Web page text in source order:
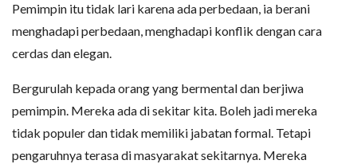
Pemimpin itu tidak lari karena ada perbedaan, ia berani
menghadapi perbedaan, menghadapi konflik dengan cara
cerdas dan elegan.
Bergurulah kepada orang yang bermental dan berjiwa
pemimpin. Mereka ada di sekitar kita. Boleh jadi mereka
tidak populer dan tidak memiliki jabatan formal. Tetapi
pengaruhnya terasa di masyarakat sekitarnya. Mereka